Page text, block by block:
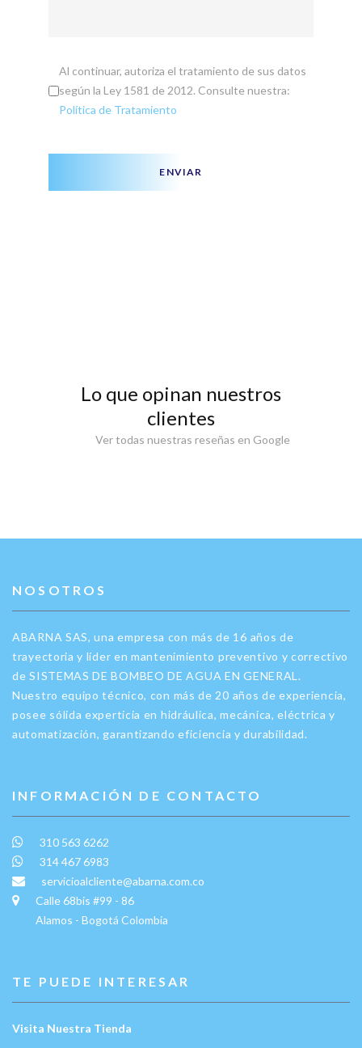
Al continuar, autoriza el tratamiento de sus datos
según la Ley 1581 de 2012. Consulte nuestra:
Política de Tratamiento
ENVIAR
Lo que opinan nuestros
clientes
Ver todas nuestras reseñas en Google
NOSOTROS
ABARNA SAS, una empresa con más de 16 años de
trayectoria y líder en mantenimiento preventivo y correctivo
de SISTEMAS DE BOMBEO DE AGUA EN GENERAL.
Nuestro equipo técnico, con más de 20 años de experiencia,
posee sólida experticia en hidráulica, mecánica, eléctrica y
automatización, garantizando eficiencia y durabilidad.
INFORMACIÓN DE CONTACTO
310 563 6262
314 467 6983
servicioalcliente@abarna.com.co
Calle 68bis #99 - 86
Alamos - Bogotá Colombia
TE PUEDE INTERESAR
Visita Nuestra Tienda